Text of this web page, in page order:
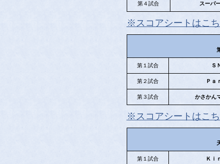
第４試合 スーパ
※スコアシートはこ
第１試合 Ｓ
第２試合 Ｐａ
第３試合 かさかん
※スコアシートはこ
第１試合 Ｋｉ